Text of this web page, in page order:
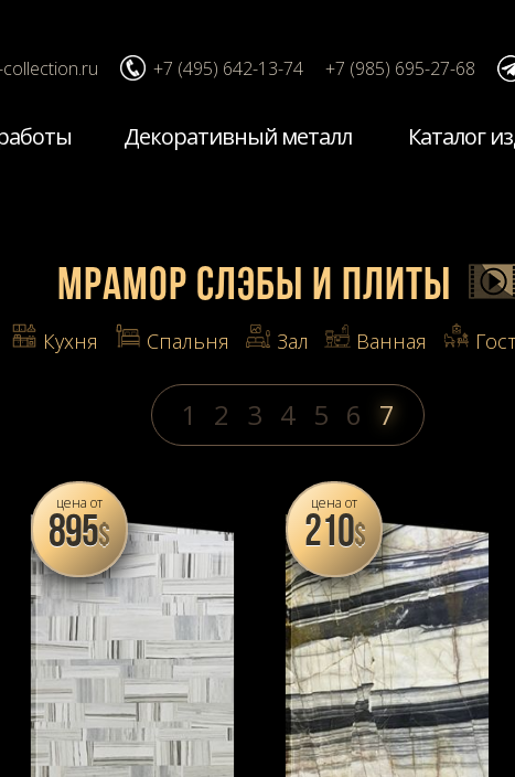
+7 (495) 642-13-74 +7 (985) 695-27-68
Декоративный металл Каталог
Мрамор слэбы и плиты
Кухня Спальня Зал Ванная
1 2 3 4 5 6 7
цена от
895$
цена от
210$